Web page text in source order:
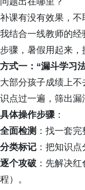
补课有没有效果，不
我结合一线教师的
步骤，暑假用起来，
方式一：“漏斗学习
大部分孩子成绩上不
识点过一遍，筛出
具体操作步骤：
全面检测 ：找一套
分类标记 ：把知识
逐个攻破 ：先解决
程）。